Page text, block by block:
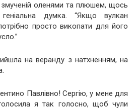
змученій оленями та плюшем, щось
думка. “Якщо вулкан
просто викопати для його
на веранду з натхненням, на
Павлівно! Сергію, у мене для
я так голосно, щоб чули